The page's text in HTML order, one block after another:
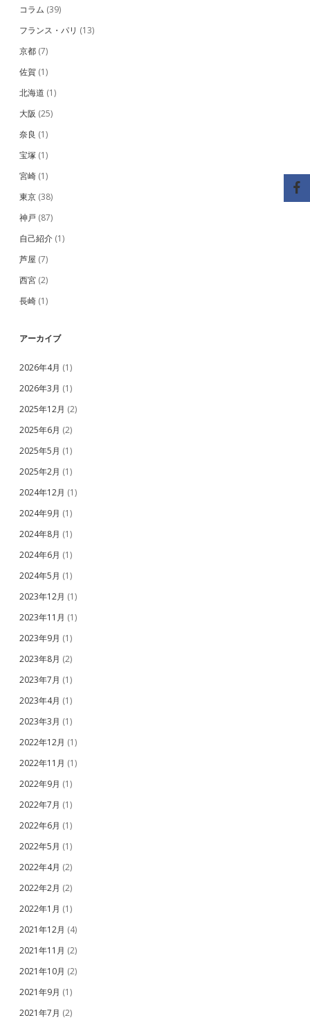
コラム (39)
フランス・パリ (13)
京都 (7)
佐賀 (1)
北海道 (1)
大阪 (25)
奈良 (1)
宝塚 (1)
宮崎 (1)
東京 (38)
神戸 (87)
自己紹介 (1)
芦屋 (7)
西宮 (2)
長崎 (1)
アーカイブ
2026年4月 (1)
2026年3月 (1)
2025年12月 (2)
2025年6月 (2)
2025年5月 (1)
2025年2月 (1)
2024年12月 (1)
2024年9月 (1)
2024年8月 (1)
2024年6月 (1)
2024年5月 (1)
2023年12月 (1)
2023年11月 (1)
2023年9月 (1)
2023年8月 (2)
2023年7月 (1)
2023年4月 (1)
2023年3月 (1)
2022年12月 (1)
2022年11月 (1)
2022年9月 (1)
2022年7月 (1)
2022年6月 (1)
2022年5月 (1)
2022年4月 (2)
2022年2月 (2)
2022年1月 (1)
2021年12月 (4)
2021年11月 (2)
2021年10月 (2)
2021年9月 (1)
2021年7月 (2)